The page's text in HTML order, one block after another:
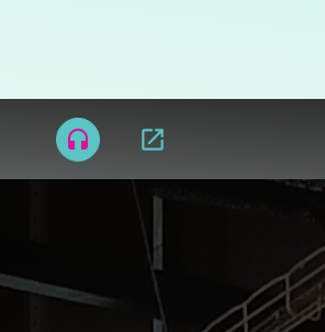
headset open_in_new